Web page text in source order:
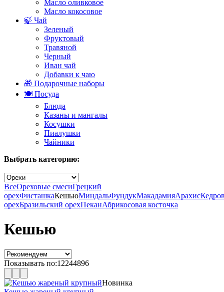
Масло оливковое
Масло кокосовое
🍃 Чай
Зеленый
Фруктовый
Травяной
Черный
Иван чай
Добавки к чаю
🎁 Подарочные наборы
🍽️ Посуда
Блюда
Казаны и мангалы
Косушки
Пиалушки
Чайники
Выбрать категорию:
ВсеОреховые смесиГрецкий
орехФисташкаКешьюМиндальФундукМакадамияАрахис
орехБразильский орехПеканАбрикосовая косточка
Кешью
Показывать по:12244896
Новинка